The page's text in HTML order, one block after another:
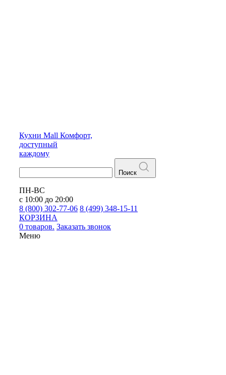
Кухни Mall Комфорт,
доступный
каждому
Поиск
ПН-ВС
с 10:00 до 20:00
8 (800) 302-77-06 8 (499) 348-15-11
КОРЗИНА
0 товаров. Заказать звонок
Меню